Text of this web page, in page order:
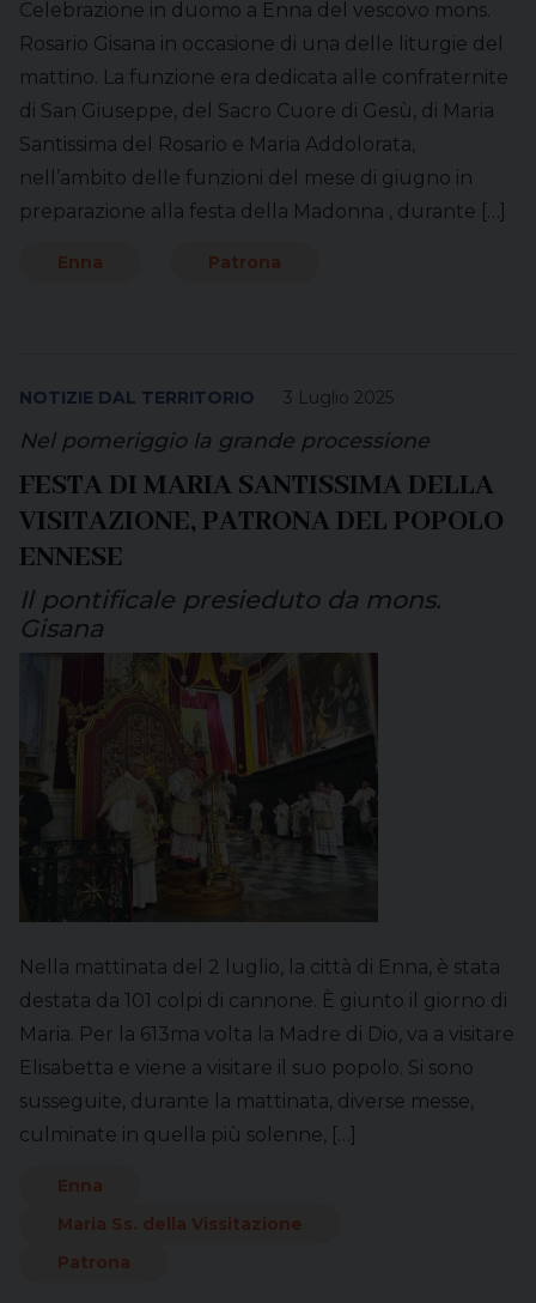
Celebrazione in duomo a Enna del vescovo mons.
Rosario Gisana in occasione di una delle liturgie del
mattino. La funzione era dedicata alle confraternite
di San Giuseppe, del Sacro Cuore di Gesù, di Maria
Santissima del Rosario e Maria Addolorata,
nell’ambito delle funzioni del mese di giugno in
preparazione alla festa della Madonna , durante […]
Enna Patrona
3 Luglio 2025
NOTIZIE DAL TERRITORIO
Nel pomeriggio la grande processione
FESTA DI MARIA SANTISSIMA DELLA
VISITAZIONE, PATRONA DEL POPOLO
ENNESE
Il pontificale presieduto da mons.
Gisana
Nella mattinata del 2 luglio, la città di Enna, è stata
destata da 101 colpi di cannone. È giunto il giorno di
Maria. Per la 613ma volta la Madre di Dio, va a visitare
Elisabetta e viene a visitare il suo popolo. Si sono
susseguite, durante la mattinata, diverse messe,
culminate in quella più solenne, […]
Enna
Maria Ss. della Vissitazione
Patrona